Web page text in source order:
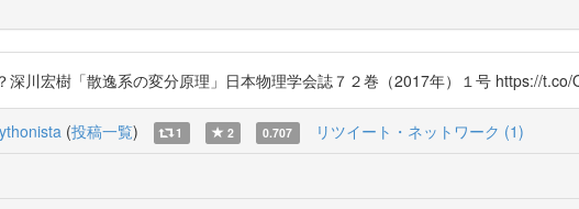
川宏樹「散逸系の変分原理」日本物理学会誌７２巻（2017年）１号 https://t.co/
(投稿一覧) 1 2 0.707 リツイート・ネットワーク (1)